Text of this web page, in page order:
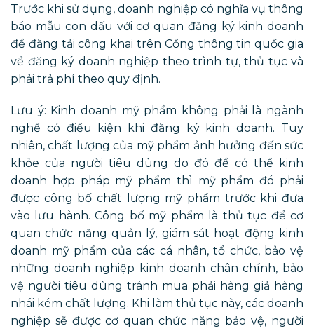
Trước khi sử dụng, doanh nghiệp có nghĩa vụ thông
báo mẫu con dấu với cơ quan đăng ký kinh doanh
để đăng tải công khai trên Cổng thông tin quốc gia
về đăng ký doanh nghiệp theo trình tự, thủ tục và
phải trả phí theo quy định.
Lưu ý: Kinh doanh mỹ phẩm không phải là ngành
nghề có điều kiện khi đăng ký kinh doanh. Tuy
nhiên, chất lượng của mỹ phẩm ảnh hưởng đến sức
khỏe của người tiêu dùng do đó để có thể kinh
doanh hợp pháp mỹ phẩm thì mỹ phẩm đó phải
được công bố chất lượng mỹ phẩm trước khi đưa
vào lưu hành. Công bố mỹ phẩm là thủ tục để cơ
quan chức năng quản lý, giám sát hoạt động kinh
doanh mỹ phẩm của các cá nhân, tổ chức, bảo vệ
những doanh nghiệp kinh doanh chân chính, bảo
vệ người tiêu dùng tránh mua phải hàng giả hàng
nhái kém chất lượng. Khi làm thủ tục này, các doanh
nghiệp sẽ được cơ quan chức năng bảo vệ, người